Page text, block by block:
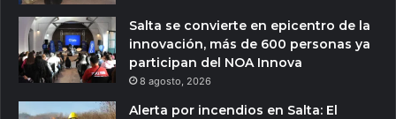
Salta se convierte en epicentro de la
innovación, más de 600 personas ya
participan del NOA Innova
8 agosto, 2026
Alerta por incendios en Salta: El